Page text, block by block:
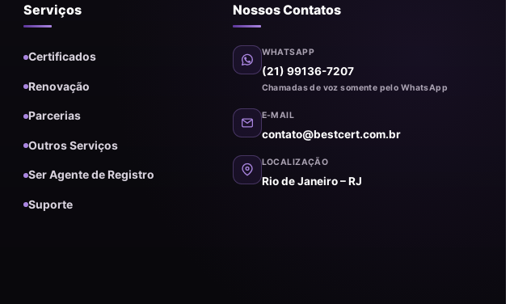
Serviços
Certificados
Renovação
Parcerias
Outros Serviços
Ser Agente de Registro
Suporte
Nossos Contatos
WHATSAPP
(21) 99136-7207
Chamadas de voz somente pelo WhatsApp
E-MAIL
contato@bestcert.com.br
LOCALIZAÇÃO
Rio de Janeiro – RJ